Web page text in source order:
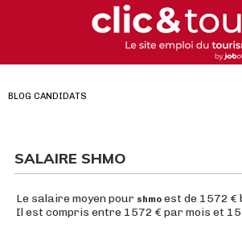
BLOG CANDIDATS
SALAIRE SHMO
Le salaire moyen pour shmo est de 1572 €
Il est compris entre 1572 € par mois et